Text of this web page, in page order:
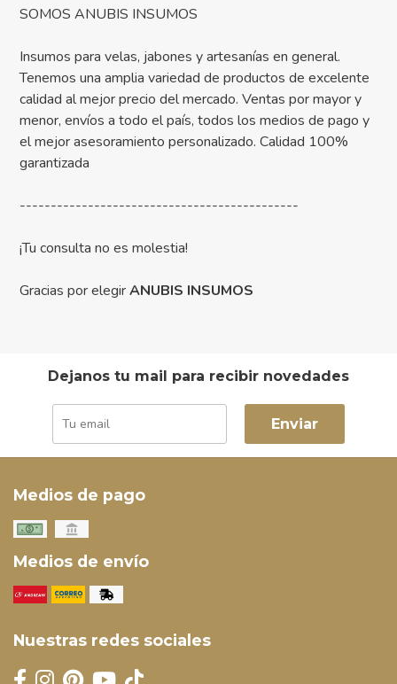
SOMOS ANUBIS INSUMOS
Insumos para velas, jabones y artesanías en general.
Tenemos una amplia variedad de productos de excelente
calidad al mejor precio del mercado. Ventas por mayor y
menor, envíos a todo el país, todos los medios de pago y
el mejor asesoramiento personalizado. Calidad 100%
garantizada
---------------------------------------------
¡Tu consulta no es molestia!
Gracias por elegirANUBIS INSUMOS
Dejanos tu mail para recibir novedades
Enviar
Medios de pago
Medios de envío
Nuestras redes sociales